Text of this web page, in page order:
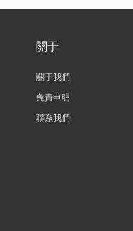
關于
關于我們
免責申明
聯系我們